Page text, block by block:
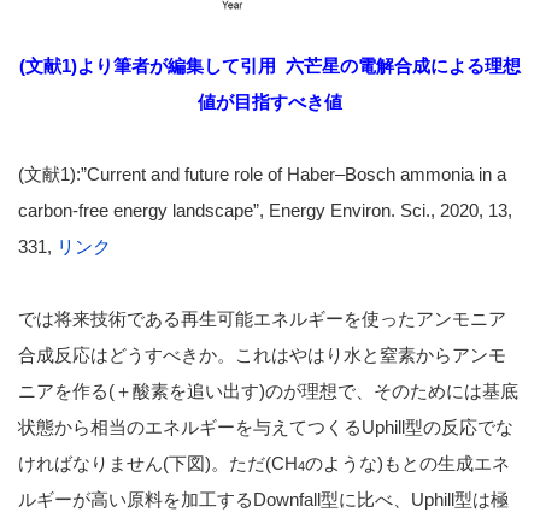
(文献1)より筆者が編集して引用 六芒星の電解合成による理想
値が目指すべき値
(文献1):”Current and future role of Haber–Bosch ammonia in a
carbon-free energy landscape”, Energy Environ. Sci., 2020, 13,
331, リンク
では将来技術である再生可能エネルギーを使ったアンモニア
合成反応はどうすべきか。これはやはり水と窒素からアンモ
ニアを作る(＋酸素を追い出す)のが理想で、そのためには基底
状態から相当のエネルギーを与えてつくるUphill型の反応でな
ければなりません(下図)。ただ(CH4のような)もとの生成エネ
ルギーが高い原料を加工するDownfall型に比べ、Uphill型は極